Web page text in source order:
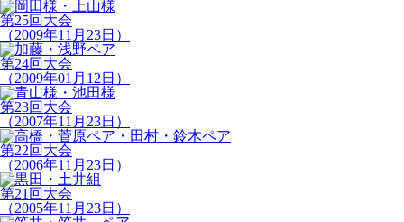
第25回大会
（2009年11月23日）
第24回大会
（2009年01月12日）
第23回大会
（2007年11月23日）
第22回大会
（2006年11月23日）
第21回大会
（2005年11月23日）